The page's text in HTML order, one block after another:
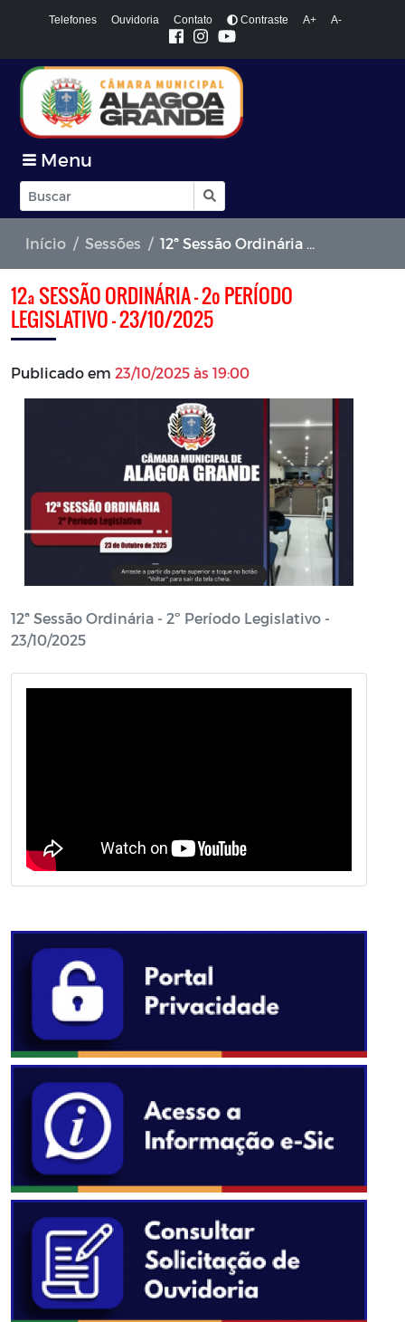
Telefones Ouvidoria Contato Contraste A+ A-
Menu
Início Sessões 12ª Sessão Ordinária - 2º Período Legislativo - 23/10/2025
12ª SESSÃO ORDINÁRIA - 2º PERÍODO
LEGISLATIVO - 23/10/2025
Publicado em 23/10/2025 às 19:00
12ª Sessão Ordinária - 2º Período Legislativo -
23/10/2025